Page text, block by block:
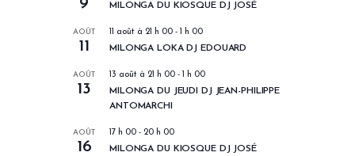
9 MILONGA DU KIOSQUE DJ JOSÉ
AOÛT
11
11 août à 21 h 00 - 1 h 00
MILONGA LOKA DJ EDOUARD
AOÛT
13
13 août à 21 h 00 - 1 h 00
MILONGA DU JEUDI DJ JEAN-PHILIPPE
ANTOMARCHI
AOÛT
16
17 h 00 - 20 h 00
MILONGA DU KIOSQUE DJ JOSÉ